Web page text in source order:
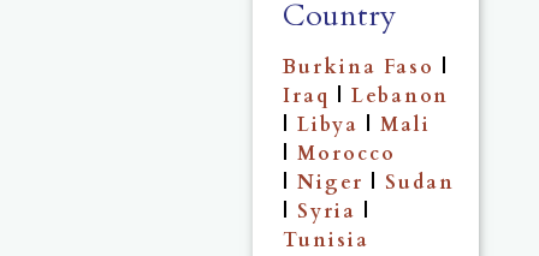
Country
Burkina Faso |
Iraq | Lebanon
| Libya | Mali
| Morocco
| Niger | Sudan
| Syria |
Tunisia